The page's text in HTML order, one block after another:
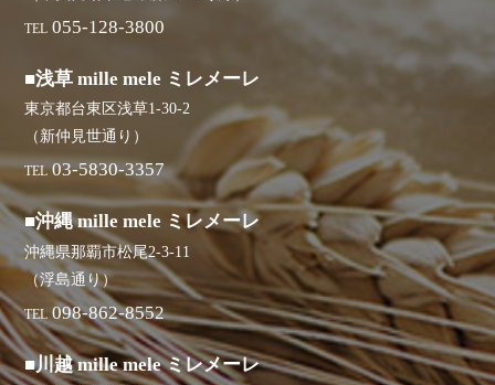
TEL 055-128-3800
■浅草 mille mele ミレメーレ
東京都台東区浅草1-30-2
（新仲見世通り）
TEL 03-5830-3357
■沖縄 mille mele ミレメーレ
沖縄県那覇市松尾2-3-11
（浮島通り）
TEL 098-862-8552
■川越 mille mele ミレメーレ